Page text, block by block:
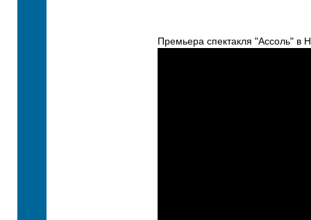
Премьера спектакля "Ассоль" в